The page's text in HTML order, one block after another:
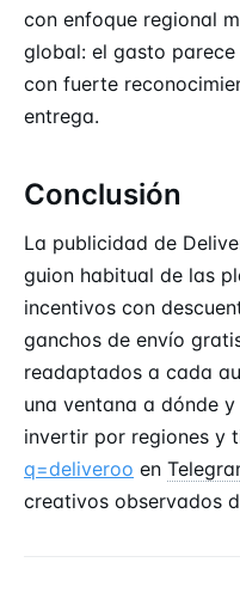
con enfoque regional
global: el gasto
con fuerte
entrega.
Conclusión
La publicidad de
guion habitual de las
incentivos con
ganchos de envío
readaptados a cada
una ventana a dónde
invertir por regiones y
q=deliveroo en
creativos observados